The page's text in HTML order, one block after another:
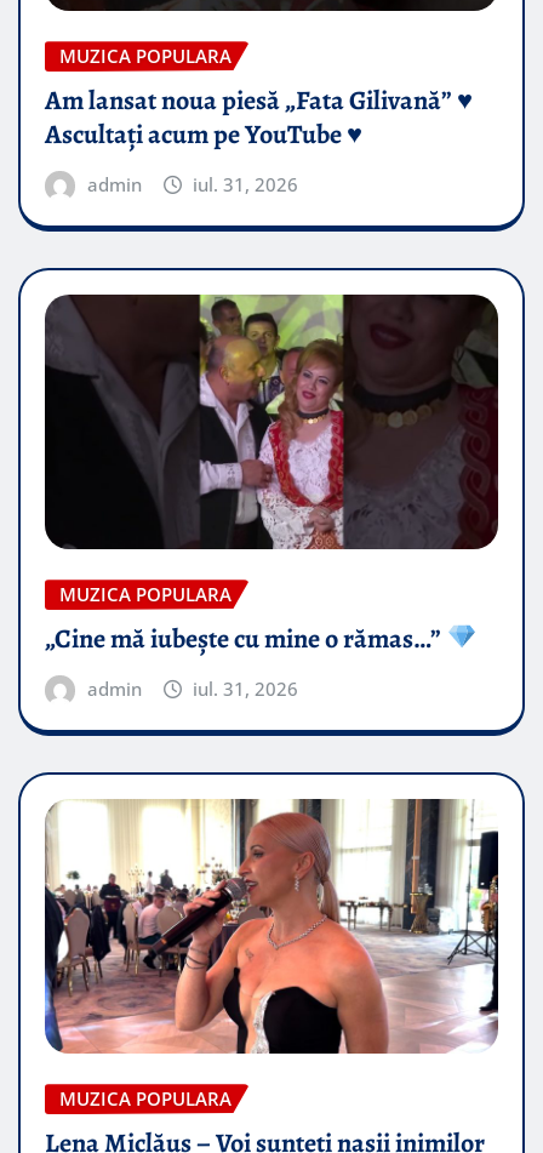
MUZICA POPULARA
Am lansat noua piesă „Fata Gilivană” ♥️
Ascultați acum pe YouTube ♥️
admin iul. 31, 2026
MUZICA POPULARA
„Cine mă iubește cu mine o rămas…”
admin iul. 31, 2026
MUZICA POPULARA
Lena Miclăuș – Voi sunteți nașii inimilor